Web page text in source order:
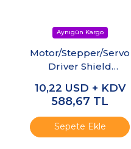
Motor/Stepper/Servo
Driver Shield
Arduino Uyumlu-
10,22 USD + KDV
588,67 TL
Sepete Ekle